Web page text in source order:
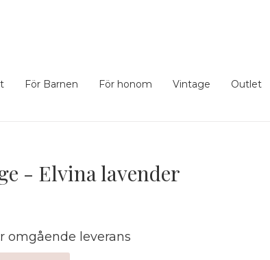
För Barnen För honom Vintage
Outlet
- Elvina lavender
omgående leverans